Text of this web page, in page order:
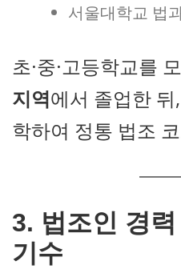
서울대학교 법
초·중·고등학교를
지역에서 졸업한 뒤,
학하여 정통 법조
3. 법조인 경
기수